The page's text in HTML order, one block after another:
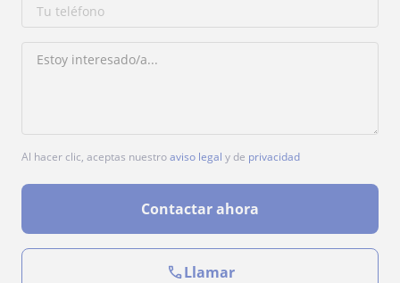
Al hacer clic, aceptas nuestroaviso legal y de privacidad
Contactar ahora
Llamar